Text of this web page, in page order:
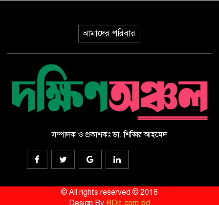
ইয়েমেনে হুথিদের ড্রোন হামলা,
ভূপাতিতের দাবি সরকারি বাহিনীর
করলেন জাপানি চিকিৎসকরা, ভিডিও
ভাইরাল
সৌদি আরবে হুথিদের হামলায় ১১
বেসামরিক নাগরিক আহত
ড্যাবের ৩৭তম প্রতিষ্ঠাবার্ষিকীর
আমাদের পরিবার
সম্পাদক ও প্রকাশকঃ ডা. শিব্বির আহমেদ
© All rights reserved © 2018
Design By BDit.com.bd